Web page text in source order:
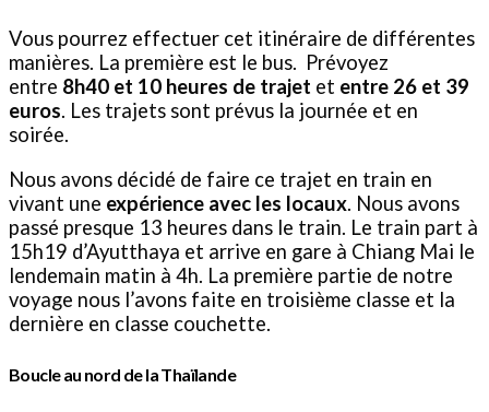
Vous pourrez effectuer cet itinéraire de différentes
manières. La première est le bus. Prévoyez
entre 8h40 et 10 heures de trajet et entre 26 et 39
euros. Les trajets sont prévus la journée et en
soirée.
Nous avons décidé de faire ce trajet en train en
vivant une expérience avec les locaux. Nous avons
passé presque 13 heures dans le train. Le train part à
15h19 d’Ayutthaya et arrive en gare à Chiang Mai le
lendemain matin à 4h. La première partie de notre
voyage nous l’avons faite en troisième classe et la
dernière en classe couchette.
Boucle au nord de la Thaïlande